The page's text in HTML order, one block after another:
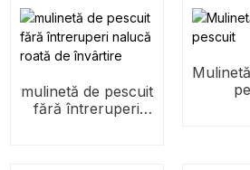
mulinetă de pescuit
fără întreruperi